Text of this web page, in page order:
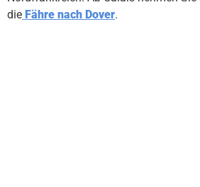
die Fähre nach Dover.